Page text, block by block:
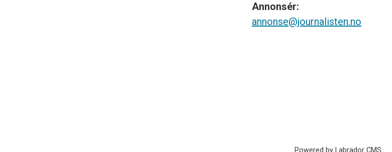
Annonsér:
annonse@journalisten.no
Powered by Labrador CMS